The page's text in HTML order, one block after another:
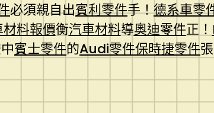
必須親自出賓利零件手！德系車零
料報價衡汽車材料導奧迪零件正！
賓士零件的Audi零件保時捷零件